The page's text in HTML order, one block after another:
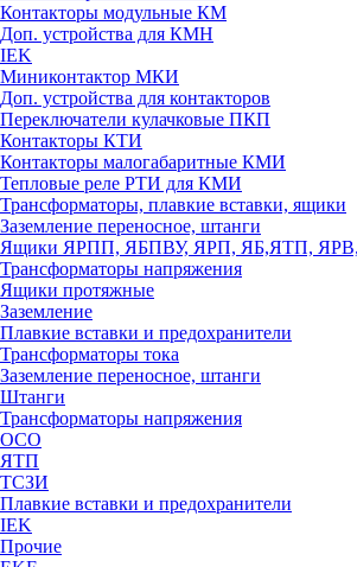
Контакторы модульные КМ
Доп. устройства для КМН
IEK
Миниконтактор МКИ
Доп. устройства для контакторов
Переключатели кулачковые ПКП
Контакторы КТИ
Контакторы малогабаритные КМИ
Тепловые реле РTИ для КМИ
Трансформаторы, плавкие вставки, ящики
Заземление переносное, штанги
Ящики ЯРПП, ЯБПВУ, ЯРП, ЯБ,ЯТП,
Трансформаторы напряжения
Ящики протяжные
Заземление
Плавкие вставки и предохранители
Трансформаторы тока
Заземление переносное, штанги
Штанги
Трансформаторы напряжения
ОСО
ЯТП
ТСЗИ
Плавкие вставки и предохранители
IEK
Прочие